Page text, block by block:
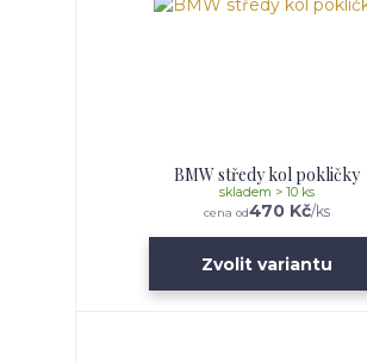
BMW středy kol pokličky
cena od470 Kč/ks
skladem > 10 ks
Zvolit variantu